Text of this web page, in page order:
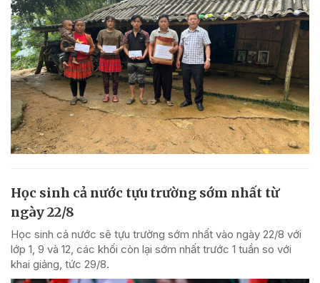
Học sinh cả nước tựu trường sớm nhất từ
ngày 22/8
Học sinh cả nước sẽ tựu trường sớm nhất vào ngày 22/8 với
lớp 1, 9 và 12, các khối còn lại sớm nhất trước 1 tuần so với
khai giảng, tức 29/8.